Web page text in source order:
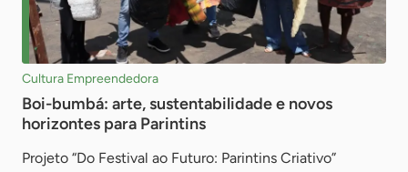
Cultura Empreendedora
Boi-bumbá: arte, sustentabilidade e novos
horizontes para Parintins
Projeto “Do Festival ao Futuro: Parintins Criativo”